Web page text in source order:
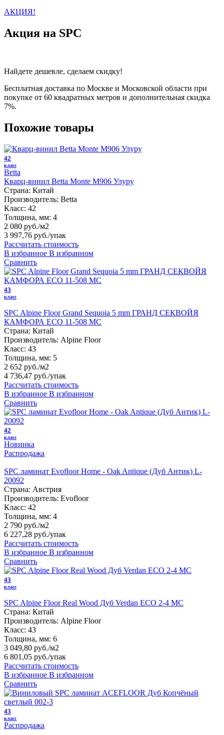
АКЦИЯ!
Акция на SPC
Найдете дешевле, сделаем скидку!
Бесплатная доставка по Москве и Московской области при
покупке от 60 квадратных метров и дополнительная скидка
7%.
Похожие товары
42
класс
Betta
Кварц-винил Betta Monte M906 Улуру
Страна: Китай
Производитель: Betta
Класс: 42
Толщина, мм: 4
2 080 руб./м2
3 997,76 руб./упак
Рассчитать стоимость
В избранное В избранном
Сравнить
43
класс
SPC Alpine Floor Grand Sequoia 5 mm ГРАНД СЕКВОЙЯ
КАМФОРА ECO 11-508 MC
Страна: Китай
Производитель: Alpine Floor
Класс: 43
Толщина, мм: 5
2 652 руб./м2
4 736,47 руб./упак
Рассчитать стоимость
В избранное В избранном
Сравнить
42
класс
Новинка
Распродажа
SPC ламинат Evofloor Home - Oak Antique (Дуб Антик) L-
20092
Страна: Австрия
Производитель: Evofloor
Класс: 42
Толщина, мм: 4
2 790 руб./м2
6 227,28 руб./упак
Рассчитать стоимость
В избранное В избранном
Сравнить
43
класс
SPC Alpine Floor Real Wood Дуб Verdan ECO 2-4 MC
Страна: Китай
Производитель: Alpine Floor
Класс: 43
Толщина, мм: 6
3 049,80 руб./м2
6 801,05 руб./упак
Рассчитать стоимость
В избранное В избранном
Сравнить
43
класс
Распродажа